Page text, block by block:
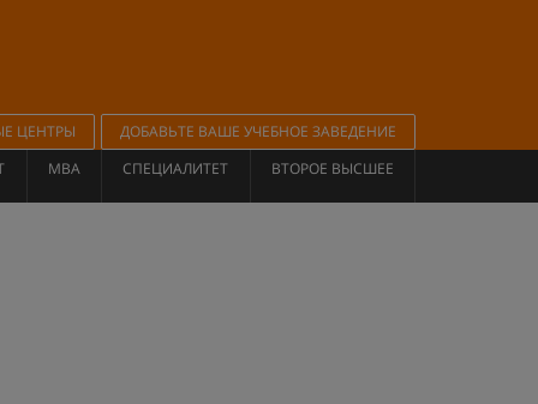
ЦЕНТРЫ
ДОБАВЬТЕ ВАШЕ УЧЕБНОЕ ЗАВЕДЕНИЕ
MBA СПЕЦИАЛИТЕТ ВТОРОЕ ВЫСШЕЕ